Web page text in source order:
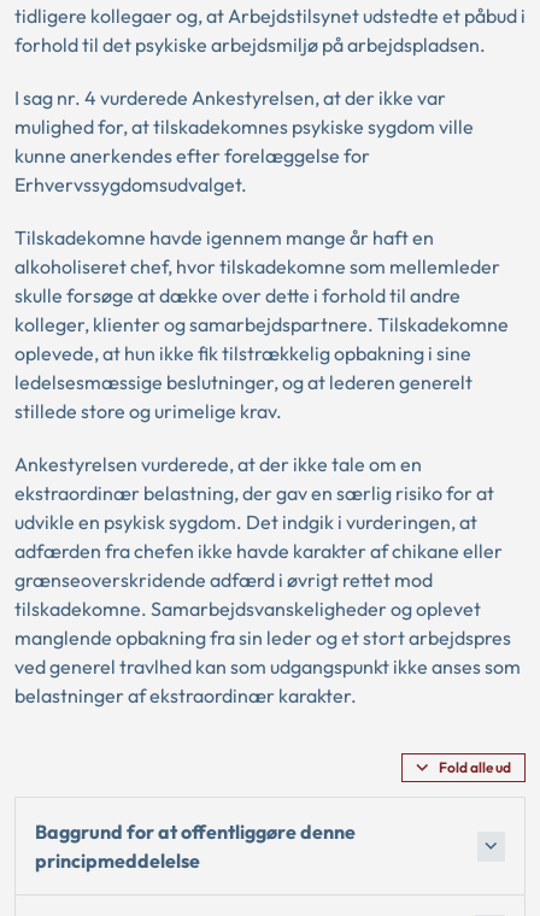
tidligere kollegaer og, at Arbejdstilsynet udstedte et påbud i
forhold til det psykiske arbejdsmiljø på arbejdspladsen.
I sag nr. 4 vurderede Ankestyrelsen, at der ikke var
mulighed for, at tilskadekomnes psykiske sygdom ville
kunne anerkendes efter forelæggelse for
Erhvervssygdomsudvalget.
Tilskadekomne havde igennem mange år haft en
alkoholiseret chef, hvor tilskadekomne som mellemleder
skulle forsøge at dække over dette i forhold til andre
kolleger, klienter og samarbejdspartnere. Tilskadekomne
oplevede, at hun ikke fik tilstrækkelig opbakning i sine
ledelsesmæssige beslutninger, og at lederen generelt
stillede store og urimelige krav.
Ankestyrelsen vurderede, at der ikke tale om en
ekstraordinær belastning, der gav en særlig risiko for at
udvikle en psykisk sygdom. Det indgik i vurderingen, at
adfærden fra chefen ikke havde karakter af chikane eller
grænseoverskridende adfærd i øvrigt rettet mod
tilskadekomne. Samarbejdsvanskeligheder og oplevet
manglende opbakning fra sin leder og et stort arbejdspres
ved generel travlhed kan som udgangspunkt ikke anses som
belastninger af ekstraordinær karakter.
Fold alle ud
Baggrund for at offentliggøre denne
principmeddelelse